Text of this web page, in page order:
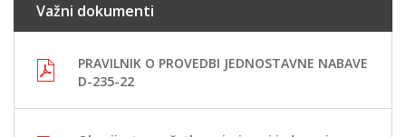
Važni dokumenti
PRAVILNIK O PROVEDBI JEDNOSTAVNE NABAVE
D-235-22